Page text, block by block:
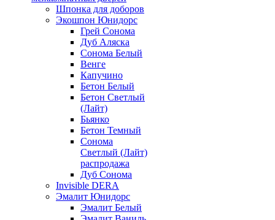
Шпонка для доборов
Экошпон Юнидорс
Грей Сонома
Дуб Аляска
Сонома Белый
Венге
Капучино
Бетон Белый
Бетон Светлый
(Лайт)
Бьянко
Бетон Темный
Сонома
Светлый (Лайт)
распродажа
Дуб Сонома
Invisible DERA
Эмалит Юнидорс
Эмалит Белый